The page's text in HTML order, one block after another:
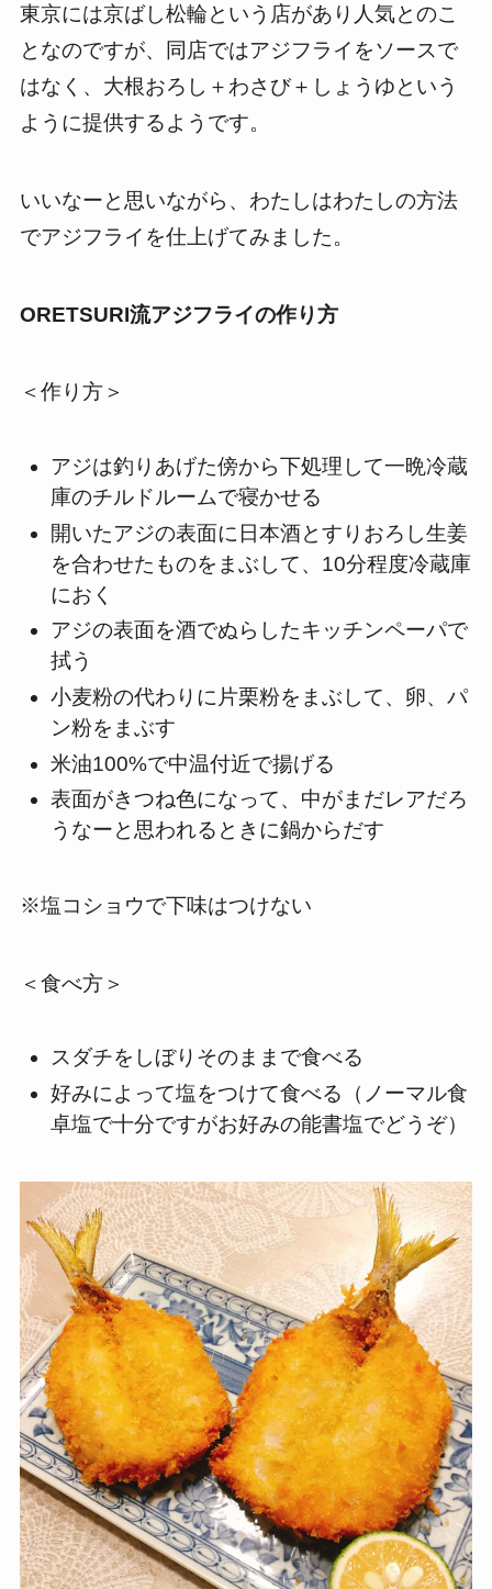
東京には京ばし松輪という店があり人気とのこ
となのですが、同店ではアジフライをソースで
はなく、大根おろし＋わさび＋しょうゆという
ように提供するようです。
いいなーと思いながら、わたしはわたしの方法
でアジフライを仕上げてみました。
ORETSURI流アジフライの作り方
＜作り方＞
アジは釣りあげた傍から下処理して一晩冷蔵
庫のチルドルームで寝かせる
開いたアジの表面に日本酒とすりおろし生姜
を合わせたものをまぶして、10分程度冷蔵庫
におく
アジの表面を酒でぬらしたキッチンペーパで
拭う
小麦粉の代わりに片栗粉をまぶして、卵、パ
ン粉をまぶす
米油100%で中温付近で揚げる
表面がきつね色になって、中がまだレアだろ
うなーと思われるときに鍋からだす
※塩コショウで下味はつけない
＜食べ方＞
スダチをしぼりそのままで食べる
好みによって塩をつけて食べる（ノーマル食
卓塩で十分ですがお好みの能書塩でどうぞ）